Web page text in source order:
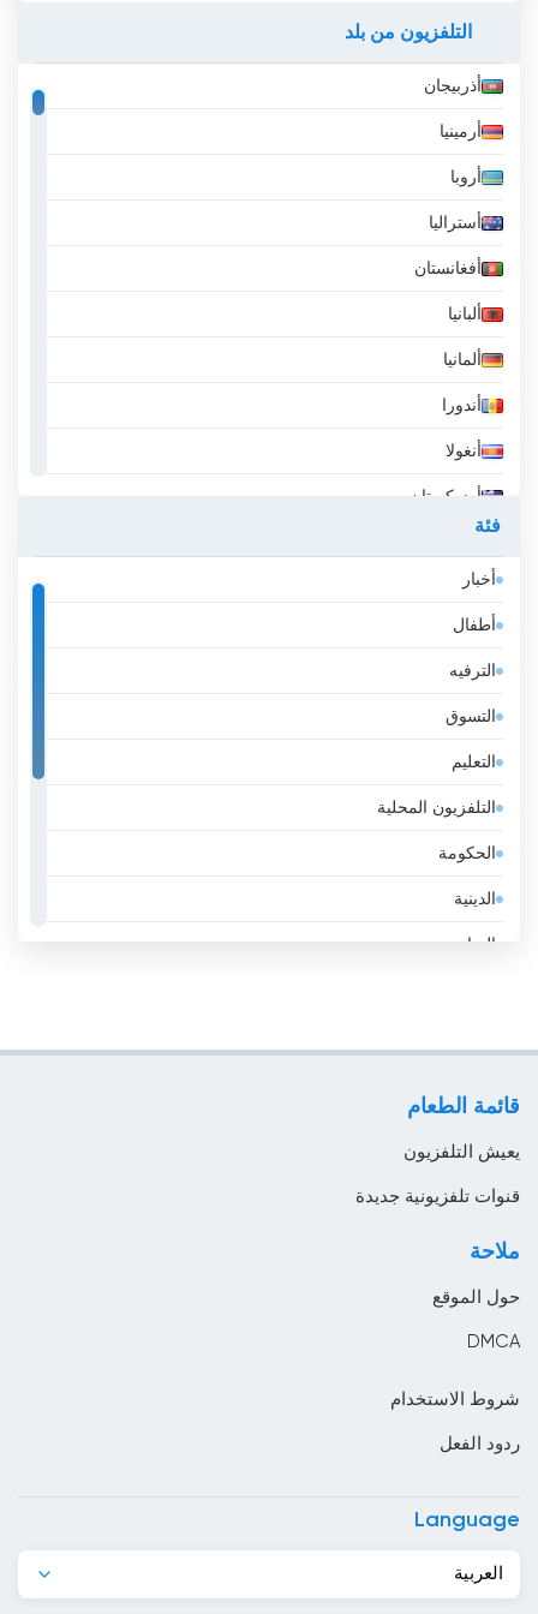
التزامها بالإنتاج الداخلي وتفانيها في عكس الثقافة والقيم
والمحتوى الثقافي لكانتون أونا سانا ومنطقة كرايينا
RTV USK شاهد البث المباشر الآن عبر الإنترنت
التلفزيون من بلد
أذربيجان
أرمينيا
أروبا
أستراليا
أفغانستان
ألبانيا
ألمانيا
أندورا
أنغولا
أوزبكستان
إثيوبيا
إسبانيا
إستونيا
إسرائيل
إيران
إيطاليا
الأرجنتين
الأردن
الجبل الأسود
الجزائر
فئة
أخبار
أطفال
الترفيه
التسوق
التعليم
التلفزيون المحلية
الحكومة
الدينية
الرياضة
قائمة الطعام
يعيش التلفزيون
قنوات تلفزيونية جديدة
ملاحة
حول الموقع
DMCA
شروط الاستخدام
ردود الفعل
Language
العربية